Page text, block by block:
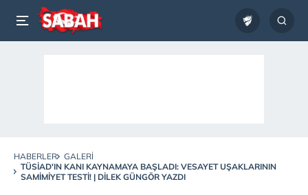
HABERLER
GALERI
TÜSİAD'IN KANI KAYNAMAYA BAŞLADI: VESAYET UŞAKLARININ
SAMIMIYET TESTI! | DILEK GÜNGÖR YAZDI